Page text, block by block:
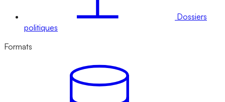
Dossiers
politiques
Formats